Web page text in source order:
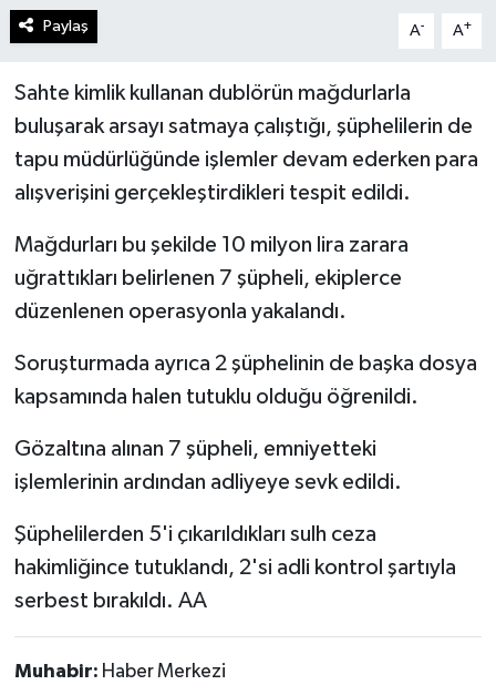
Paylaş A- A+
Sahte kimlik kullanan dublörün mağdurlarla
buluşarak arsayı satmaya çalıştığı, şüphelilerin de
tapu müdürlüğünde işlemler devam ederken para
alışverişini gerçekleştirdikleri tespit edildi.
Mağdurları bu şekilde 10 milyon lira zarara
uğrattıkları belirlenen 7 şüpheli, ekiplerce
düzenlenen operasyonla yakalandı.
Soruşturmada ayrıca 2 şüphelinin de başka dosya
kapsamında halen tutuklu olduğu öğrenildi.
Gözaltına alınan 7 şüpheli, emniyetteki
işlemlerinin ardından adliyeye sevk edildi.
Şüphelilerden 5'i çıkarıldıkları sulh ceza
hakimliğince tutuklandı, 2'si adli kontrol şartıyla
serbest bırakıldı. AA
Muhabir: Haber Merkezi